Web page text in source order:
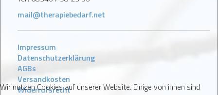
mail@therapiebedarf.net
Impressum
Datenschutzerklärung
AGBs
Versandkosten
Widerrufsrecht
Wir nutzen Cookies auf unserer Website. Einige von ihnen sind